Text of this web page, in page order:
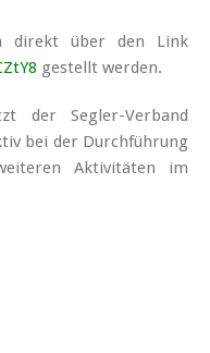
direkt über den Link
gestellt werden.
der Segler-Verband
bei der Durchführung
Aktivitäten im